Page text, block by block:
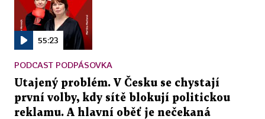
55:23
PODCAST PODPÁSOVKA
Utajený problém. V Česku se chystají
první volby, kdy sítě blokují politickou
reklamu. A hlavní oběť je nečekaná